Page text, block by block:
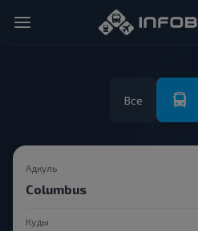
Все
Адкуль
Куды